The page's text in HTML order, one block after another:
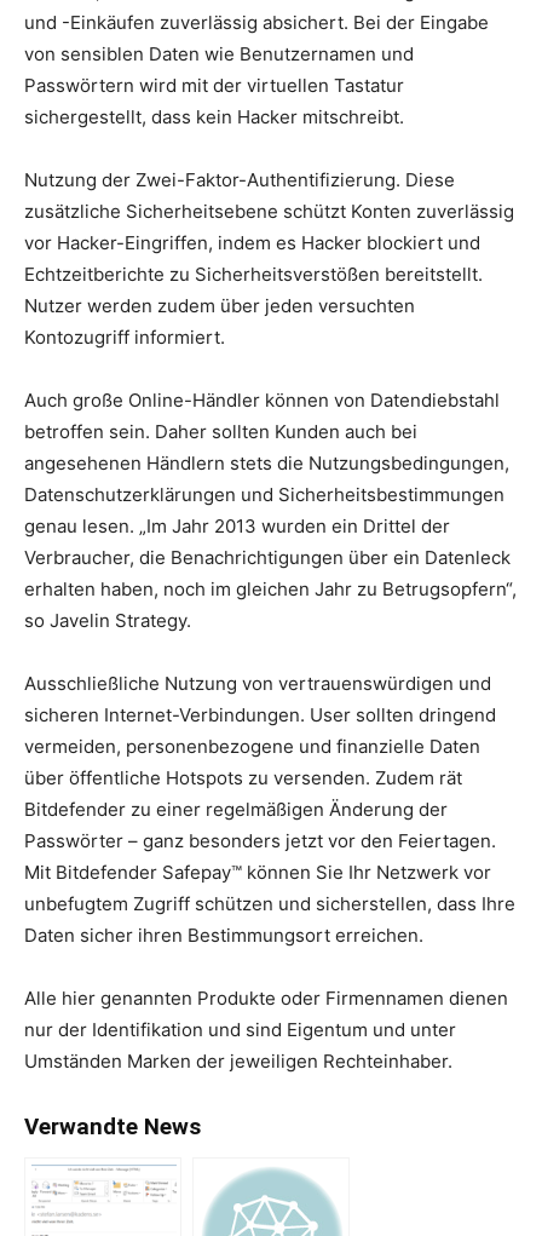
und -Einkäufen zuverlässig absichert. Bei der Eingabe
von sensiblen Daten wie Benutzernamen und
Passwörtern wird mit der virtuellen Tastatur
sichergestellt, dass kein Hacker mitschreibt.
Nutzung der Zwei-Faktor-Authentifizierung. Diese
zusätzliche Sicherheitsebene schützt Konten zuverlässig
vor Hacker-Eingriffen, indem es Hacker blockiert und
Echtzeitberichte zu Sicherheitsverstößen bereitstellt.
Nutzer werden zudem über jeden versuchten
Kontozugriff informiert.
Auch große Online-Händler können von Datendiebstahl
betroffen sein. Daher sollten Kunden auch bei
angesehenen Händlern stets die Nutzungsbedingungen,
Datenschutzerklärungen und Sicherheitsbestimmungen
genau lesen. „Im Jahr 2013 wurden ein Drittel der
Verbraucher, die Benachrichtigungen über ein Datenleck
erhalten haben, noch im gleichen Jahr zu Betrugsopfern“,
so Javelin Strategy.
Ausschließliche Nutzung von vertrauenswürdigen und
sicheren Internet-Verbindungen. User sollten dringend
vermeiden, personenbezogene und finanzielle Daten
über öffentliche Hotspots zu versenden. Zudem rät
Bitdefender zu einer regelmäßigen Änderung der
Passwörter – ganz besonders jetzt vor den Feiertagen.
Mit Bitdefender Safepay™ können Sie Ihr Netzwerk vor
unbefugtem Zugriff schützen und sicherstellen, dass Ihre
Daten sicher ihren Bestimmungsort erreichen.
Alle hier genannten Produkte oder Firmennamen dienen
nur der Identifikation und sind Eigentum und unter
Umständen Marken der jeweiligen Rechteinhaber.
Verwandte News